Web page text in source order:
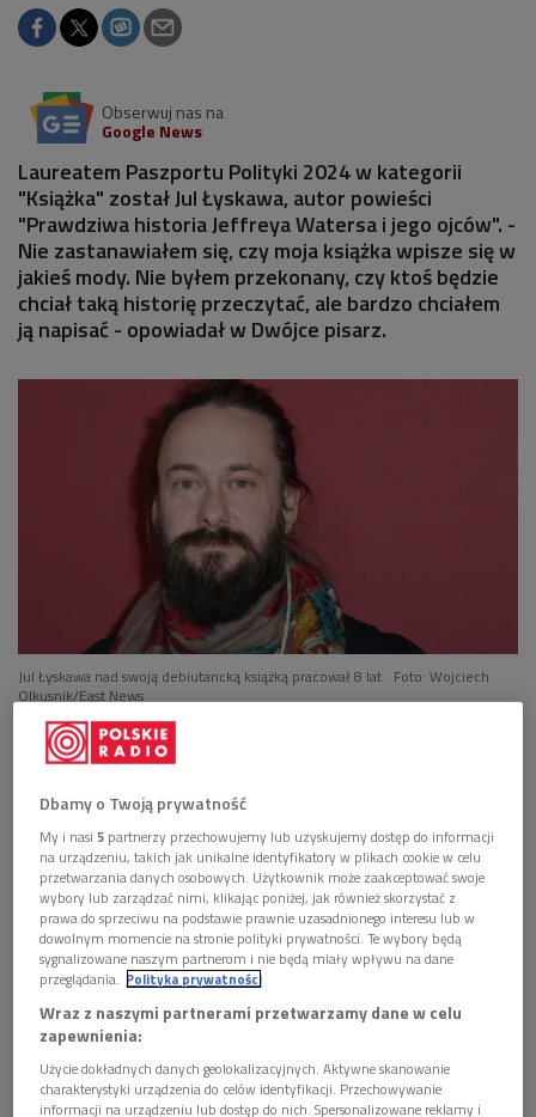
Obserwuj nas na
Google News
Laureatem Paszportu Polityki 2024 w kategorii
"Książka" został Jul Łyskawa, autor powieści
"Prawdziwa historia Jeffreya Watersa i jego ojców". -
Nie zastanawiałem się, czy moja książka wpisze się w
jakieś mody. Nie byłem przekonany, czy ktoś będzie
chciał taką historię przeczytać, ale bardzo chciałem
ją napisać - opowiadał w Dwójce pisarz.
Jul Łyskawa nad swoją debiutancką książką pracował 8 lat Foto: Wojciech
Olkusnik/East News
Jul Łyskawaotrzymał
uzasadnieniu - "za największe zaskoczenie literackie roku, za
odwagę i szerokie horyzonty, za śmiech i
wzruszenie"."Prawdziwa historia Jeffreya Watersa i jego
ojców" to debiutancka powieść pisarza. Książka, nad którą
pracował osiem lat, ukazała się zaledwie kilka miesięcy temu i
szybko zdobyła rozgłos.
POSŁUCHAJ
14:52
Jul Łyskawa o swojej książce "Prawdziwa historia
Dbamy o Twoją prywatność
My i nasi5 partnerzy przechowujemy lub uzyskujemy dostęp do informacji
na urządzeniu, takich jak unikalne identyfikatory w plikach cookie w celu
przetwarzania danych osobowych. Użytkownik może zaakceptować swoje
wybory lub zarządzać nimi, klikając poniżej, jak również skorzystać z
prawa do sprzeciwu na podstawie prawnie uzasadnionego interesu lub w
dowolnym momencie na stronie polityki prywatności. Te wybory będą
sygnalizowane naszym partnerom i nie będą miały wpływu na dane
przeglądania. Polityka prywatności
Wraz z naszymi partnerami przetwarzamy dane w celu
zapewnienia:
Użycie dokładnych danych geolokalizacyjnych. Aktywne skanowanie
charakterystyki urządzenia do celów identyfikacji. Przechowywanie
informacji na urządzeniu lub dostęp do nich. Spersonalizowane reklamy i